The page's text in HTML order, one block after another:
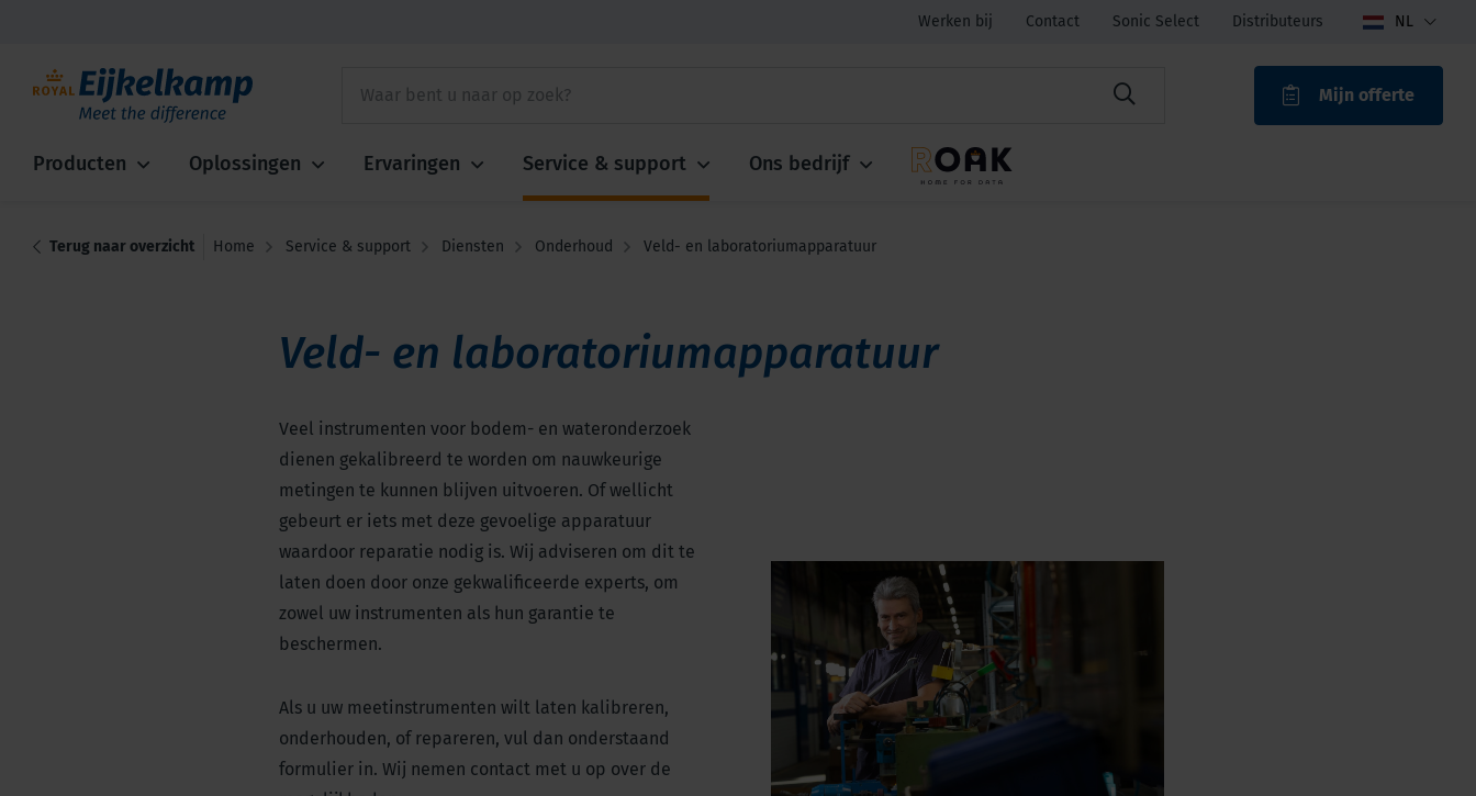
Werken bij Contact Sonic Select Distributeurs NL
Mijn offerte
Producten Oplossingen Ervaringen Service & support Ons bedrijf
Terug naar overzicht Home Service & support Diensten Onderhoud Veld- en laboratoriumapparatuur
Veld- en laboratoriumapparatuur
Veel instrumenten voor bodem- en wateronderzoek
dienen gekalibreerd te worden om nauwkeurige
metingen te kunnen blijven uitvoeren. Of wellicht
gebeurt er iets met deze gevoelige apparatuur
waardoor reparatie nodig is. Wij adviseren om dit te
laten doen door onze gekwalificeerde experts, om
zowel uw instrumenten als hun garantie te
beschermen.
Als u uw meetinstrumenten wilt laten kalibreren,
onderhouden, of repareren, vul dan onderstaand
formulier in. Wij nemen contact met u op over de